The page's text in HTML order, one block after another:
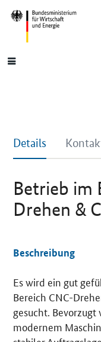
Hauptmenü
Details
Betrieb im
Drehen &
Details
Beschreibung
Es wird ein gut
Bereich CNC-
gesucht.
modernem